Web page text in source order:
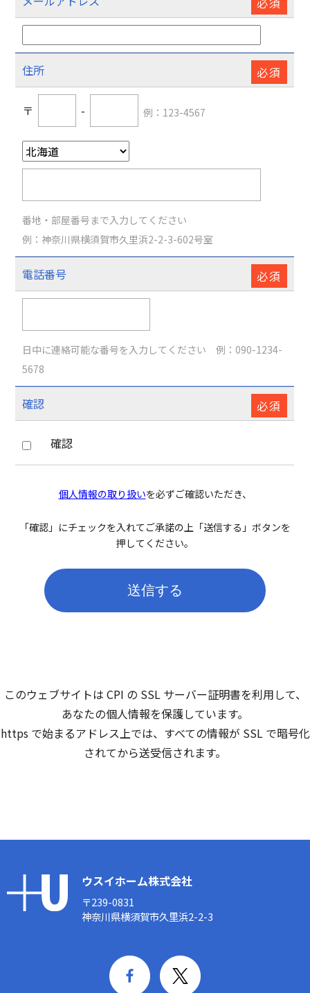
住所 必須
〒 - 例：123-4567
番地・部屋番号まで入力してください
例：神奈川県横須賀市久里浜2-2-3-602号室
電話番号 必須
日中に連絡可能な番号を入力してください 例：090-1234-
5678
確認 必須
確認
個人情報の取り扱いを必ずご確認いただき、
「確認」にチェックを入れてご承諾の上「送信する」ボタンを
押してください。
送信する
このウェブサイトは CPI の SSL サーバー証明書を利用して、
あなたの個人情報を保護しています。
https で始まるアドレス上では、すべての情報が SSL で暗号化
されてから送受信されます。
ウスイホーム株式会社
〒239-0831
神奈川県横須賀市久里浜2-2-3